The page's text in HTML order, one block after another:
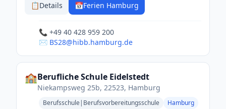
📋Details 📅Ferien Hamburg
📞 +49 40 428 959 200
✉️ BS28@hibb.hamburg.de
🏫Berufliche Schule Eidelstedt
Niekampsweg 25b, 22523, Hamburg
Berufsschule|Berufsvorbereitungsschule Hamburg